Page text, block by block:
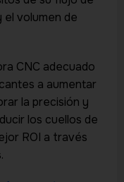
el volumen de
CNC adecuado
a aumentar
la precisión y
los cuellos de
ROI a través